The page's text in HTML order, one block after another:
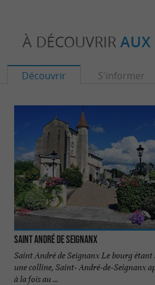
À DÉCOUVRIR AUX
Découvrir S'informer
Saint André de Seignanx
Saint André de Seignanx Le bourg étant
une colline, Saint- André-de-Seignanx
à la fois au ...